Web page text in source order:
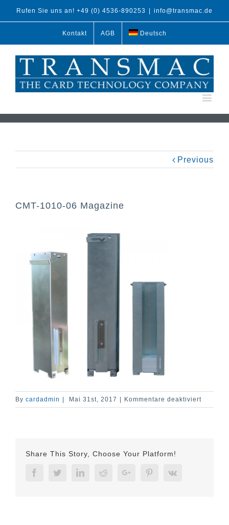
Rufen Sie uns an! +49 (0) 4536-890253 info@transmac.de
Kontakt AGB Deutsch
Previous
CMT-1010-06 Magazine
By cardadmin | Mai 31st, 2017 | Kommentare deaktiviert
CMT-
Share This Story, Choose Your Platform!
FacebookTwitter LinkedinReddit Google+Pinterest